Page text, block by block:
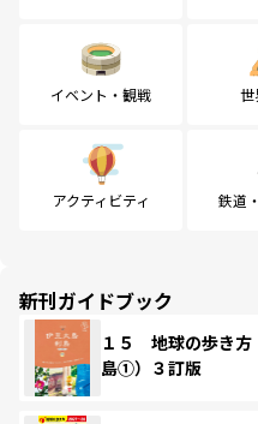
イベント・観戦 世
アクティビティ 鉄道
新刊ガイドブック
１５ 地球の歩き
島①）３訂版